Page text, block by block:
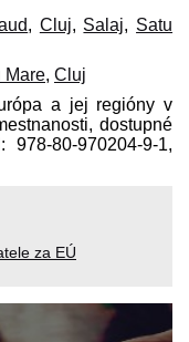
, Cluj, Salaj, Satu
Mare, Cluj
a jej regióny v
dostupné
978-80-970204-9-1,
za EÚ